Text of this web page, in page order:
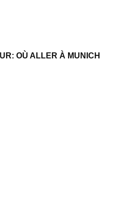
OÙ ALLER À MUNICH